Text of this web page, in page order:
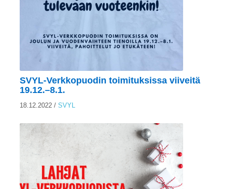
SVYL-Verkkopuodin toimituksissa viiveitä
19.12.–8.1.
18.12.2022/ SVYL